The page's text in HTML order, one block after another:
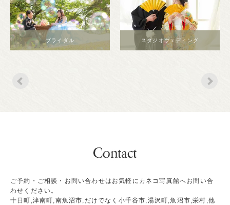
ブライダル スタジオウェディング
ご予約・ご相談・お問い合わせはお気軽にカネコ写真館へお問い合
わせください。
十日町,津南町,南魚沼市,だけでなく小千谷市,湯沢町,魚沼市,栄村,他